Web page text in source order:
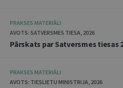
PRAKSES MATERIĀLI
AVOTS: SATVERSMES TIESA, 2026
Pārskats par Satversmes tiesas
PRAKSES MATERIĀLI
AVOTS: TIESLIETU MINISTRIJA, 2026